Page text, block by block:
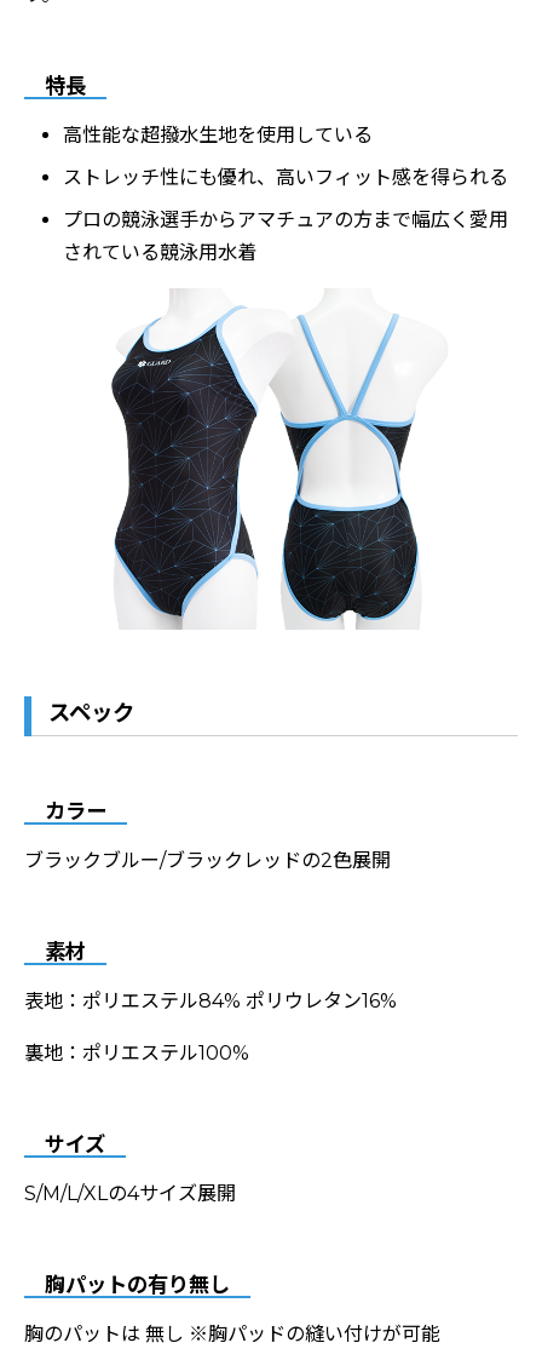
特長
高性能な超撥水生地を使用している
ストレッチ性にも優れ、高いフィット感を得られる
プロの競泳選手からアマチュアの方まで幅広く愛用
されている競泳用水着
スペック
カラー
ブラックブルー/ブラックレッドの2色展開
素材
表地：ポリエステル84% ポリウレタン16%
裏地：ポリエステル100%
サイズ
S/M/L/XLの4サイズ展開
胸パットの有り無し
胸のパットは 無し ※胸パッドの縫い付けが可能